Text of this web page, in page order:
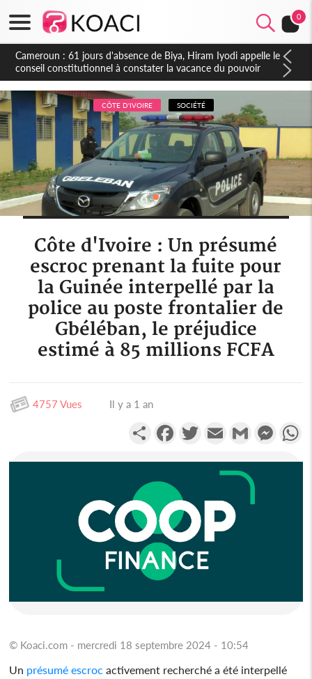
0
Côte d'Ivoire : Fin de la pagaille au PDCI-RDA, Lessiehi bannit
les mouvements sauvages
CÔTE D'IVOIRE SOCIÉTÉ
Côte d'Ivoire : Un présumé
escroc prenant la fuite pour
la Guinée interpellé par la
police au poste frontalier de
Gbéléban, le préjudice
estimé à 85 millions FCFA
4757 Vues Il y a 1 an
PartagerFacebookTwitterEmail Gmail
© Koaci.com - mercredi 18 septembre 2024 - 10:54
Un présumé escroc activement recherché a été interpellé